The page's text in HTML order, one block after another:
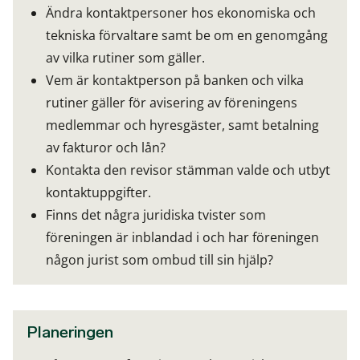
Ändra kontaktpersoner hos ekonomiska och
tekniska förvaltare samt be om en genomgång
av vilka rutiner som gäller.
Vem är kontaktperson på banken och vilka
rutiner gäller för avisering av föreningens
medlemmar och hyresgäster, samt betalning
av fakturor och lån?
Kontakta den revisor stämman valde och utbyt
kontaktuppgifter.
Finns det några juridiska tvister som
föreningen är inblandad i och har föreningen
någon jurist som ombud till sin hjälp?
Planeringen